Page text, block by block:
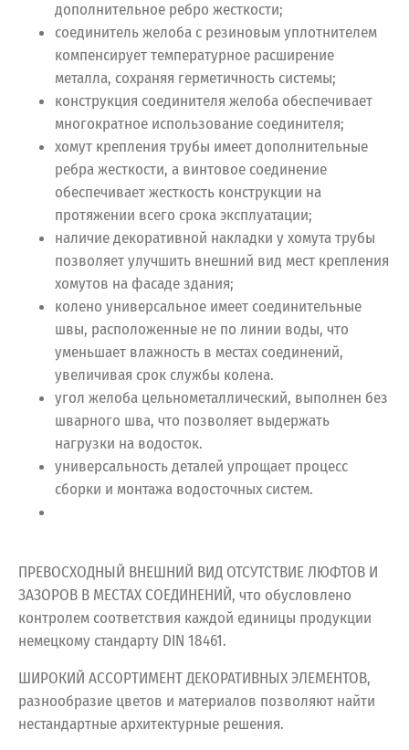
дополнительное ребро жесткости;
соединитель желоба с резиновым уплотнителем
компенсирует температурное расширение
металла, сохраняя герметичность системы;
конструкция соединителя желоба обеспечивает
многократное использование соединителя;
хомут крепления трубы имеет дополнительные
ребра жесткости, а винтовое соединение
обеспечивает жесткость конструкции на
протяжении всего срока эксплуатации;
наличие декоративной накладки у хомута трубы
позволяет улучшить внешний вид мест крепления
хомутов на фасаде здания;
колено универсальное имеет соединительные
швы, расположенные не по линии воды, что
уменьшает влажность в местах соединений,
увеличивая срок службы колена.
угол желоба цельнометаллический, выполнен без
шварного шва, что позволяет выдержать
нагрузки на водосток.
универсальность деталей упрощает процесс
сборки и монтажа водосточных систем.
ПРЕВОСХОДНЫЙ ВНЕШНИЙ ВИД ОТСУТСТВИЕ ЛЮФТОВ И
ЗАЗОРОВ В МЕСТАХ СОЕДИНЕНИЙ, что обусловлено
контролем соответствия каждой единицы продукции
немецкому стандарту DIN 18461.
ШИРОКИЙ АССОРТИМЕНТ ДЕКОРАТИВНЫХ ЭЛЕМЕНТОВ,
разнообразие цветов и материалов позволяют найти
нестандартные архитектурные решения.